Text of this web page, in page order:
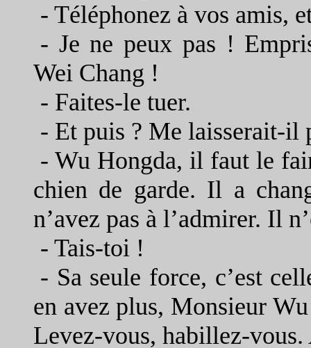
- Téléphonez à vos amis,
- Je ne peux pas !
Wei Chang !
- Faites-le tuer.
- Et puis ? Me laisserait-il
- Wu Hongda, il faut le
chien de garde. Il a
n’avez pas à l’admirer. Il
- Tais-toi !
- Sa seule force, c’est
en avez plus, Monsieur
Levez-vous, habillez-